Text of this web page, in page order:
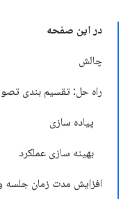
در این صفحه
چالش
راه حل: تقسیم بندی
پیاده سازی
بهینه سازی عملکرد
افزایش مدت زمان جلسه